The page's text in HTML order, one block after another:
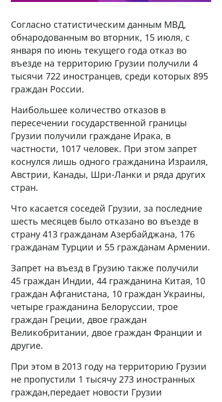
Согласно статистическим данным МВД,
обнародованным во вторник, 15 июля, с
января по июнь текущего года отказ во
въезде на территорию Грузии получили 4
тысячи 722 иностранцев, среди которых 895
граждан России.
Наибольшее количество отказов в
пересечении государственной границы
Грузии получили граждане Ирака, в
частности, 1017 человек. При этом запрет
коснулся лишь одного гражданина Израиля,
Австрии, Канады, Шри-Ланки и ряда других
стран.
Что касается соседей Грузии, за последние
шесть месяцев было отказано во въезде в
страну 413 гражданам Азербайджана, 176
гражданам Турции и 55 гражданам Армении.
Запрет на въезд в Грузию также получили
45 граждан Индии, 44 гражданина Китая, 10
граждан Афганистана, 10 граждан Украины,
четыре гражданина Белоруссии, трое
граждан Греции, двое граждан
Великобритании, двое граждан Франции и
другие.
При этом в 2013 году на территорию Грузии
не пропустили 1 тысячу 273 иностранных
граждан,передает новости Грузии